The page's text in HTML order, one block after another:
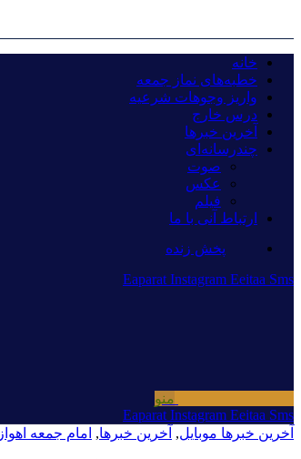
خانه
خطبه‌های نماز جمعه
واریز وجوهات شرعیه
درس خارج
آخرین خبرها
چندرسانه‌ای
صوت
عکس
فیلم
ارتباط آنی با ما
پخش زنده
Eaparat Instagram Eeitaa Sms
منو
Eaparat Instagram Eeitaa Sms
آخرین خبرها موبایل, آخرین خبرها, امام جمعه اهواز